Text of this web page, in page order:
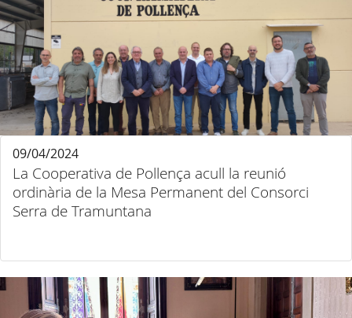
La Cooperativa de Pollença acull la reunió
ordinària de la Mesa Permanent del Consorci
Serra de Tramuntana
09/04/2024